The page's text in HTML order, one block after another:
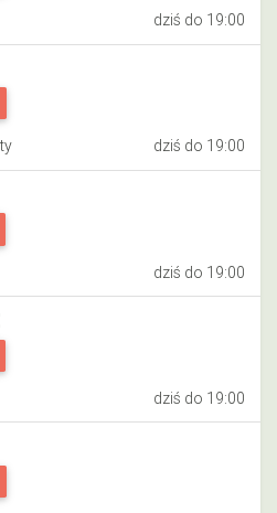
dziś do 19:00
dziś do 19:00
dziś do 19:00
dziś do 19:00